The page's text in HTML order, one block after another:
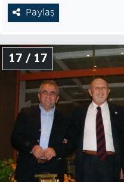
Paylaş
17 / 17